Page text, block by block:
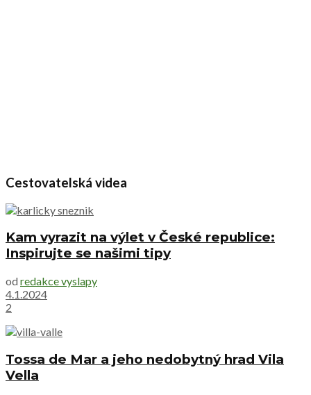
Cestovatelská videa
Kam vyrazit na výlet v České republice:
Inspirujte se našimi tipy
od redakce vyslapy
4.1.2024
2
Tossa de Mar a jeho nedobytný hrad Vila
Vella